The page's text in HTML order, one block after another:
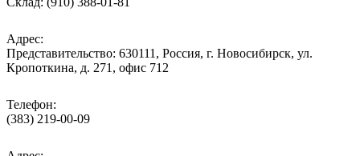
Адрес:
Представительство: 630111, Россия, г. Новосибирск, ул.
Кропоткина, д. 271, офис 712
Телефон:
(383) 219-00-09